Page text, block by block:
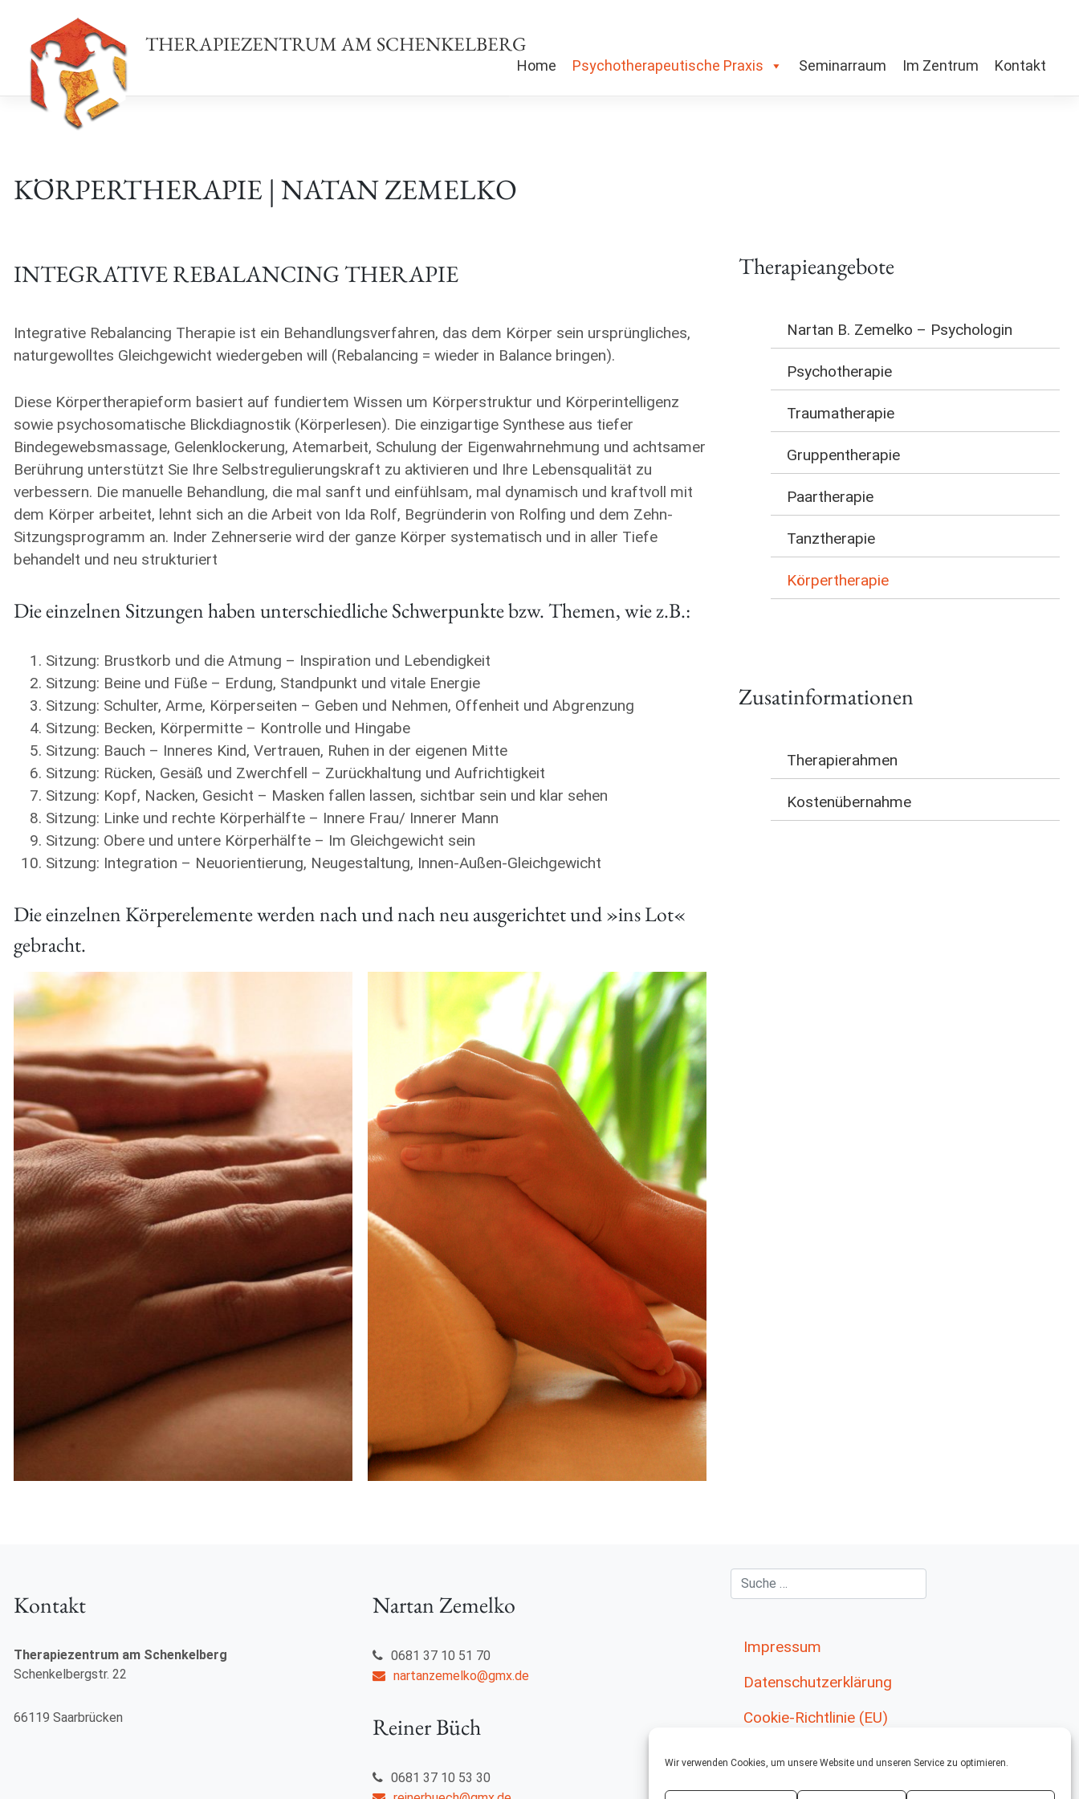
Wir verwenden Cookies, um unsere Website und unseren Service zu optimieren.
springen
THERAPIEZENTRUM AM SCHENKELBERG
Home Psychotherapeutische Praxis Seminarraum Im Zentrum Kontakt
KÖRPERTHERAPIE | NATAN ZEMELKO
INTEGRATIVE REBALANCING THERAPIE
Integrative Rebalancing Therapie ist ein Behandlungsverfahren, das dem Körper sein ursprüngliches,
naturgewolltes Gleichgewicht wiedergeben will (Rebalancing = wieder in Balance bringen).
Diese Körpertherapieform basiert auf fundiertem Wissen um Körperstruktur und Körperintelligenz
sowie psychosomatische Blickdiagnostik (Körperlesen). Die einzigartige Synthese aus tiefer
Bindegewebsmassage, Gelenklockerung, Atemarbeit, Schulung der Eigenwahrnehmung und achtsamer
Berührung unterstützt Sie Ihre Selbstregulierungskraft zu aktivieren und Ihre Lebensqualität zu
verbessern. Die manuelle Behandlung, die mal sanft und einfühlsam, mal dynamisch und kraftvoll mit
dem Körper arbeitet, lehnt sich an die Arbeit von Ida Rolf, Begründerin von Rolfing und dem Zehn-
Sitzungsprogramm an. Inder Zehnerserie wird der ganze Körper systematisch und in aller Tiefe
behandelt und neu strukturiert
Die einzelnen Sitzungen haben unterschiedliche Schwerpunkte bzw. Themen, wie z.B.:
Sitzung: Brustkorb und die Atmung – Inspiration und Lebendigkeit
Sitzung: Beine und Füße – Erdung, Standpunkt und vitale Energie
Sitzung: Schulter, Arme, Körperseiten – Geben und Nehmen, Offenheit und Abgrenzung
Sitzung: Becken, Körpermitte – Kontrolle und Hingabe
Sitzung: Bauch – Inneres Kind, Vertrauen, Ruhen in der eigenen Mitte
Sitzung: Rücken, Gesäß und Zwerchfell – Zurückhaltung und Aufrichtigkeit
Sitzung: Kopf, Nacken, Gesicht – Masken fallen lassen, sichtbar sein und klar sehen
Sitzung: Linke und rechte Körperhälfte – Innere Frau/ Innerer Mann
Sitzung: Obere und untere Körperhälfte – Im Gleichgewicht sein
Sitzung: Integration – Neuorientierung, Neugestaltung, Innen-Außen-Gleichgewicht
Die einzelnen Körperelemente werden nach und nach neu ausgerichtet und »ins Lot«
gebracht.
Therapieangebote
Nartan B. Zemelko – Psychologin
Psychotherapie
Traumatherapie
Gruppentherapie
Paartherapie
Tanztherapie
Körpertherapie
Zusatinformationen
Therapierahmen
Kostenübernahme
Kontakt
Therapiezentrum am Schenkelberg
Schenkelbergstr. 22
66119 Saarbrücken
Nartan Zemelko
0681 37 10 51 70
nartanzemelko@gmx.de
Reiner Büch
0681 37 10 53 30
Impressum
Datenschutzerklärung
Cookie-Richtlinie (EU)